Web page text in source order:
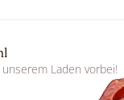
Laden vorbei!